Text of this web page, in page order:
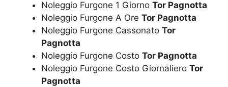
Noleggio Furgone 1 Giorno Tor Pagnotta
Noleggio Furgone A Ore Tor Pagnotta
Noleggio Furgone Cassonato Tor
Pagnotta
Noleggio Furgone Costo Tor Pagnotta
Noleggio Furgone Costo Giornaliero Tor
Pagnotta